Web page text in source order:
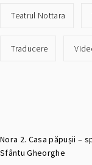
Teatrul Nottara
Traducere
Nora 2. Casa păpușii –
Sfântu Gheorghe